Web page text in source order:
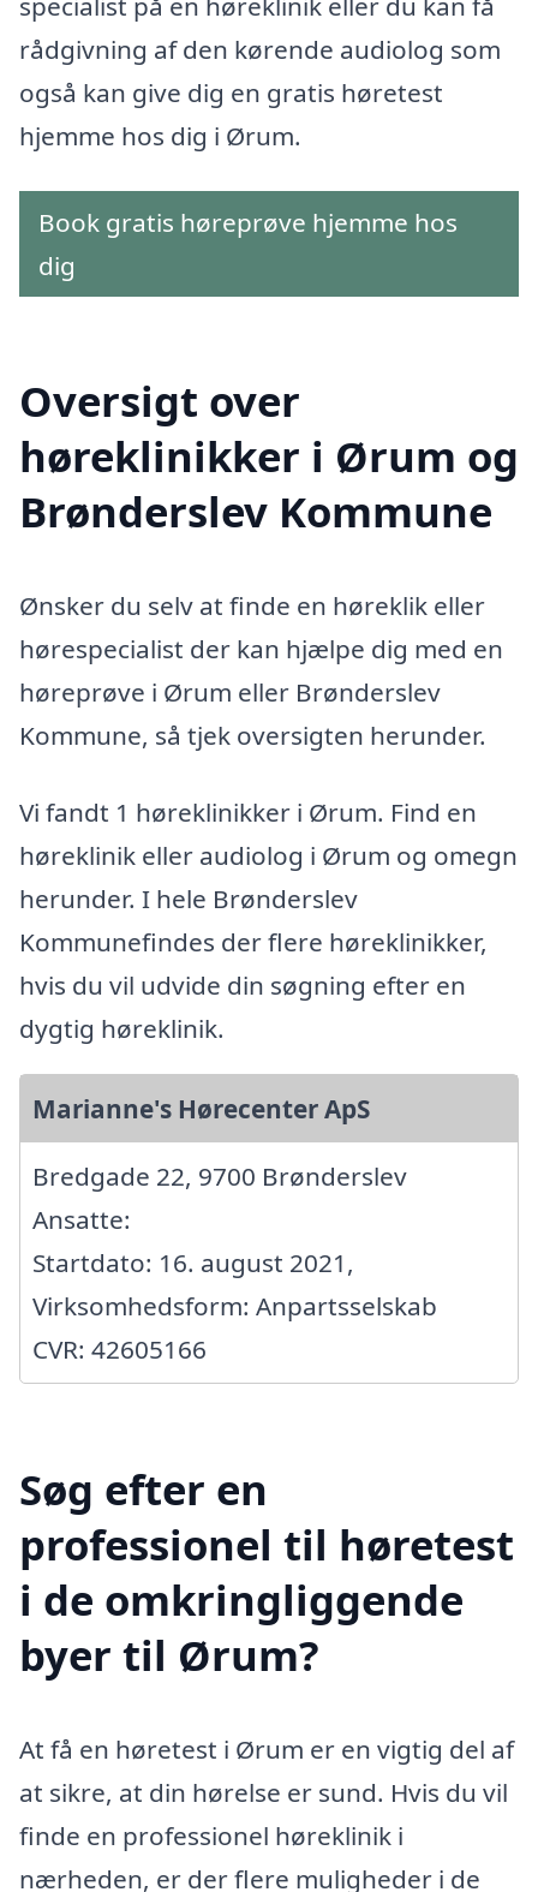
rådgivning af den kørende audiolog som
også kan give dig en gratis høretest
hjemme hos dig i Ørum.
Book gratis høreprøve hjemme hos
dig
Oversigt over
høreklinikker i Ørum og
Brønderslev Kommune
Ønsker du selv at finde en høreklik eller
hørespecialist der kan hjælpe dig med en
høreprøve i Ørum eller Brønderslev
Kommune, så tjek oversigten herunder.
Vi fandt 1 høreklinikker i Ørum. Find en
høreklinik eller audiolog i Ørum og omegn
herunder. I hele Brønderslev
Kommunefindes der flere høreklinikker,
hvis du vil udvide din søgning efter en
dygtig høreklinik.
Marianne's Hørecenter ApS
Bredgade 22, 9700 Brønderslev
Ansatte:
Startdato: 16. august 2021,
Virksomhedsform: Anpartsselskab
CVR: 42605166
Søg efter en
professionel til høretest
i de omkringliggende
byer til Ørum?
At få en høretest i Ørum er en vigtig del af
at sikre, at din hørelse er sund. Hvis du vil
finde en professionel høreklinik i
nærheden, er der flere muligheder i de